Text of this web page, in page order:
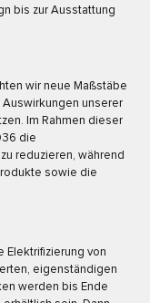
bis zur Ausstattung
wir neue Maßstäbe
Auswirkungen unserer
Im Rahmen dieser
die
reduzieren, während
sowie die
Elektrifizierung von
eigenständigen
werden bis Ende